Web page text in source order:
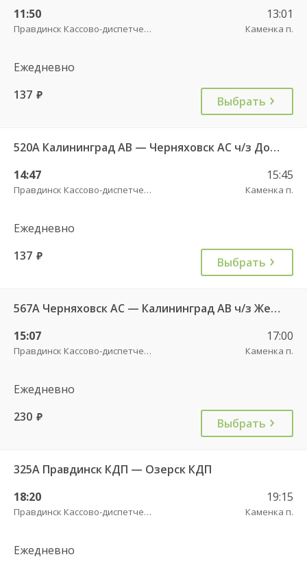
11:50
Правдинск Кассово-диспетчерский пункт
13:01
Каменка п.
Ежедневно
137 руб. Выбрать
520А Калининград АВ — Черняховск АС ч/з Домново п., Правдинск КДП
14:47
Правдинск Кассово-диспетчерский пункт
15:45
Каменка п.
Ежедневно
137 руб. Выбрать
567А Черняховск АС — Калининград АВ ч/з Железнодорожный КДП, Правдинск КДП
15:07
Правдинск Кассово-диспетчерский пункт
17:00
Каменка п.
Ежедневно
230 руб. Выбрать
325А Правдинск КДП — Озерск КДП
18:20
Правдинск Кассово-диспетчерский пункт
19:15
Каменка п.
Ежедневно